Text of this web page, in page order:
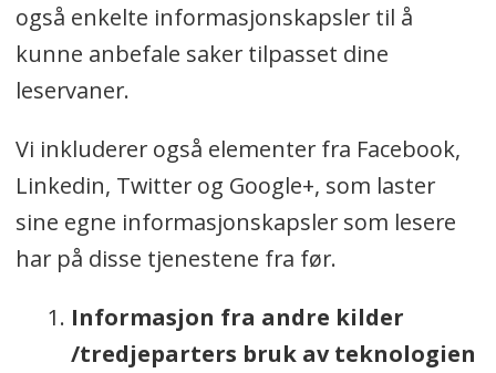
også enkelte informasjonskapsler til å
kunne anbefale saker tilpasset dine
leservaner.
Vi inkluderer også elementer fra Facebook,
Linkedin, Twitter og Google+, som laster
sine egne informasjonskapsler som lesere
har på disse tjenestene fra før.
Informasjon fra andre kilder
/tredjeparters bruk av teknologien